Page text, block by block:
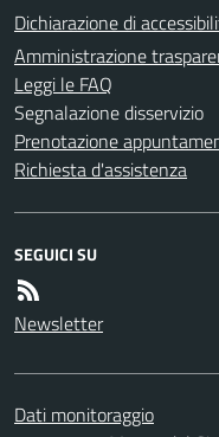
Dichiarazione di
Amministrazione
Leggi le FAQ
Segnalazione disservizio
Prenotazione
Richiesta d'assistenza
SEGUICI SU
Newsletter
Dati monitoraggio